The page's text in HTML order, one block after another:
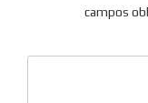
campos